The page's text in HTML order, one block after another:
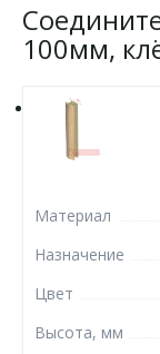
100мм,
Материал
Назначение
Цвет
Высота, мм